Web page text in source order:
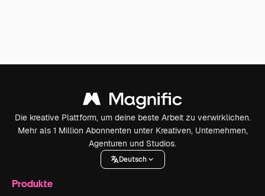
Die kreative Plattform, um deine beste Arbeit zu verwirklichen.
Mehr als 1 Million Abonnenten unter Kreativen, Unternehmen,
Agenturen und Studios.
Deutsch
Produkte